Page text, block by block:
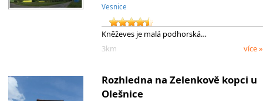
Vesnice
Kněževes je malá podhorská…
3km
více »
Rozhledna na Zelenkově kopci u
Olešnice